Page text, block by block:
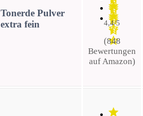
Tonerde Pulver
extra fein
4,4/5
(848
Bewertungen
auf Amazon)